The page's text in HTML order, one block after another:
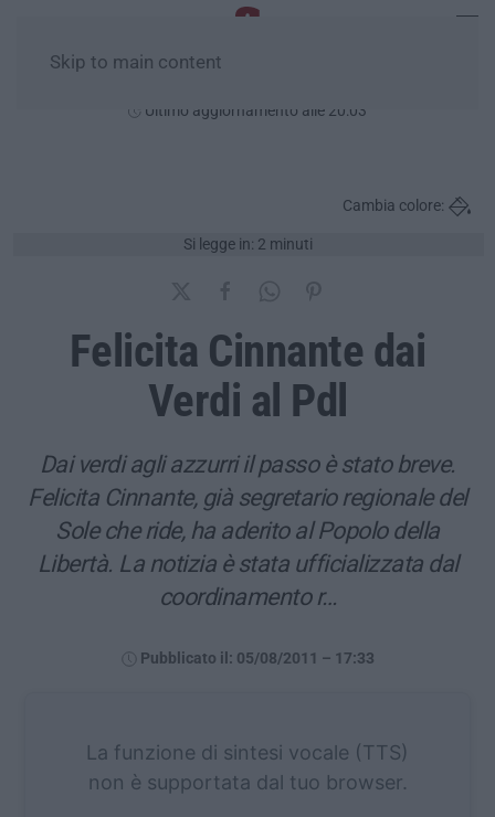
Skip to main content
Ultimo aggiornamento alle 20:03
Si legge in: 2 minuti
Cambia colore:
Felicita Cinnante dai
Verdi al Pdl
Dai verdi agli azzurri il passo è stato breve.
Felicita Cinnante, già segretario regionale del
Sole che ride, ha aderito al Popolo della
Libertà. La notizia è stata ufficializzata dal
coordinamento r…
Pubblicato il: 05/08/2011 – 17:33
La funzione di sintesi vocale (TTS)
non è supportata dal tuo browser.